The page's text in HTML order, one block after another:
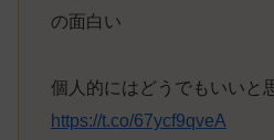
の面白い
個人的にはどうでもいいと
https://t.co/67ycf9qveA